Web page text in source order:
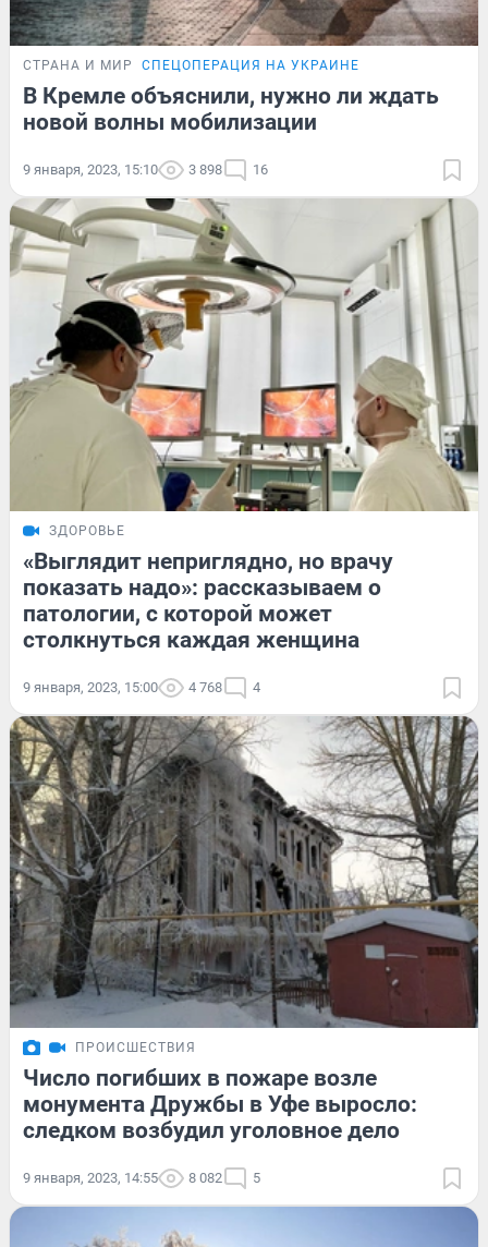
СТРАНА И МИР СПЕЦОПЕРАЦИЯ НА УКРАИНЕ
В Кремле объяснили, нужно ли ждать
новой волны мобилизации
9 января, 2023, 15:10 3 898 16
ЗДОРОВЬЕ
«Выглядит неприглядно, но врачу
показать надо»: рассказываем о
патологии, с которой может
столкнуться каждая женщина
9 января, 2023, 15:00 4 768 4
ПРОИСШЕСТВИЯ
Число погибших в пожаре возле
монумента Дружбы в Уфе выросло:
следком возбудил уголовное дело
9 января, 2023, 14:55 8 082 5